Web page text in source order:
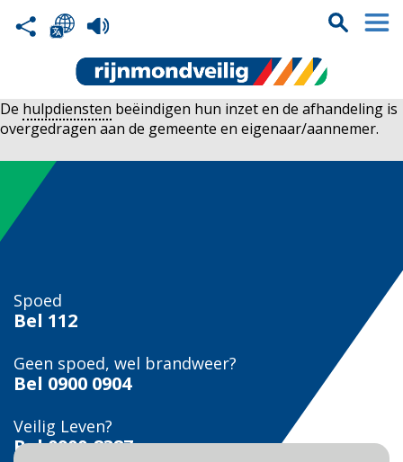
De hulpdiensten beëindigen hun inzet en de afhandeling is
overgedragen aan de gemeente en eigenaar/aannemer.
Spoed
Bel 112
Geen spoed, wel brandweer?
Bel 0900 0904
Veilig Leven?
Bel 0900-8387